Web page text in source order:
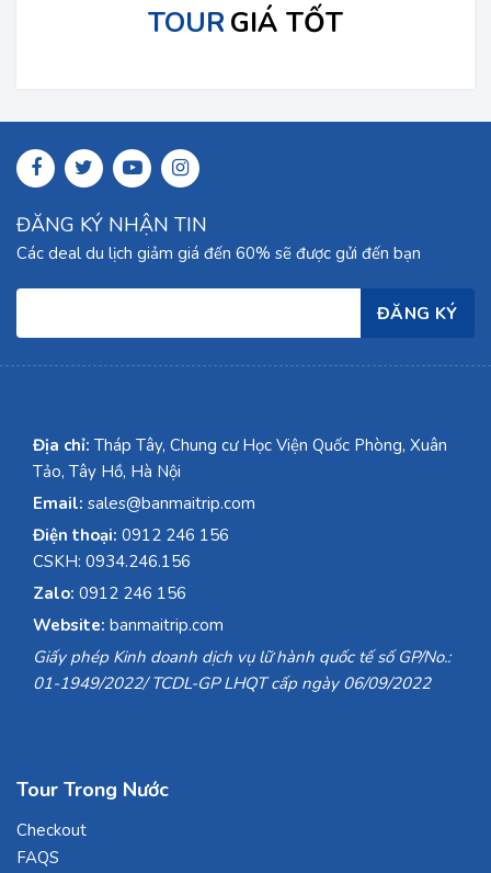
TOUR GIÁ TỐT
ĐĂNG KÝ NHẬN TIN
Các deal du lịch giảm giá đến 60% sẽ được gửi đến bạn
Địa chỉ: Tháp Tây, Chung cư Học Viện Quốc Phòng, Xuân
Tảo, Tây Hồ, Hà Nội
Email: sales@banmaitrip.com
Điện thoại: 0912 246 156
CSKH: 0934.246.156
Zalo: 0912 246 156
Website: banmaitrip.com
Giấy phép Kinh doanh dịch vụ lữ hành quốc tế số GP/No.:
01-1949/2022/ TCDL-GP LHQT cấp ngày 06/09/2022
Tour Trong Nước
Checkout
FAQS